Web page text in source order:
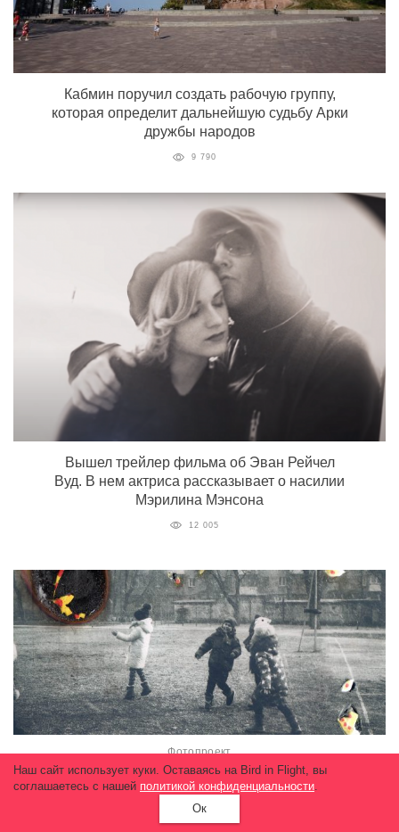
Кабмин поручил создать рабочую группу,
которая определит дальнейшую судьбу Арки
дружбы народов
9 790
Вышел трейлер фильма об Эван Рейчел
Вуд. В нем актриса рассказывает о насилии
Мэрилина Мэнсона
12 005
Фотопроект
Донбасс не для детей
12 305
Наш сайт использует куки. Оставаясь на Bird in Flight, вы
соглашаетесь с нашей политикой конфиденциальности.
Ок